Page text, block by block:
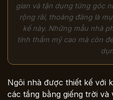
gian và tận dụng từng góc
rộng rãi, thoáng đãng là
kế này. Những mẫu nhà
tính thẩm mỹ cao mà còn
Ngôi nhà được thiết kế với
các tầng bằng giếng trời